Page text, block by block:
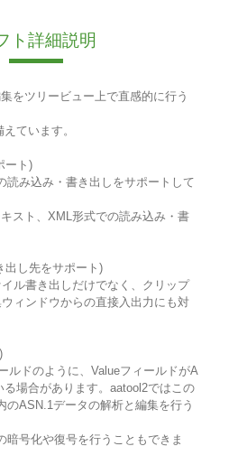
ト詳細説明
をツリービュー上で直感的に行う
ています。
ート)
読み込み・書き出しをサポートして
スト、XML形式での読み込み・書
出し先をサポート)
ル書き出しだけでなく、クリップ
ィンドウからの直接入出力にも対
ルドのように、ValueフィールドがA
場合があります。aatool2ではこの
のASN.1データの解析と編集を行う
暗号化や復号を行うこともできま